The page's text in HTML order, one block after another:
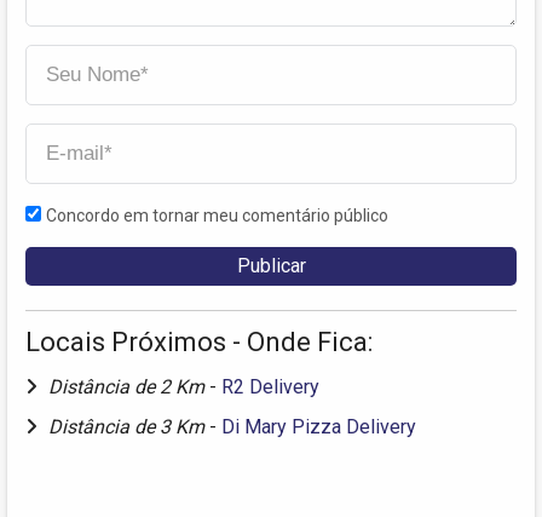
Concordo em tornar meu comentário público
Locais Próximos - Onde Fica:
Distância de 2 Km - R2 Delivery
Distância de 3 Km - Di Mary Pizza Delivery